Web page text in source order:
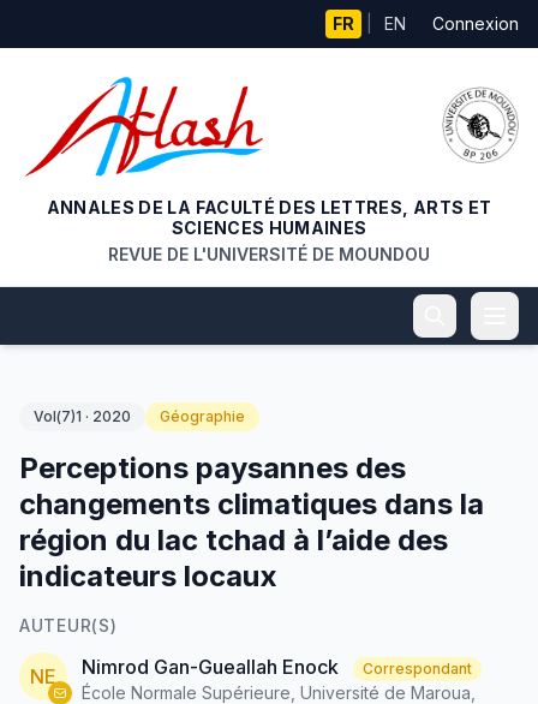
FR EN Connexion
ANNALES DE LA FACULTÉ DES LETTRES, ARTS ET
SCIENCES HUMAINES
REVUE DE L'UNIVERSITÉ DE MOUNDOU
Vol(7)1 · 2020 Géographie
Perceptions paysannes des
changements climatiques dans la
région du lac tchad à l’aide des
indicateurs locaux
AUTEUR(S)
NE Nimrod Gan-Gueallah Enock Correspondant
École Normale Supérieure, Université de Maroua,